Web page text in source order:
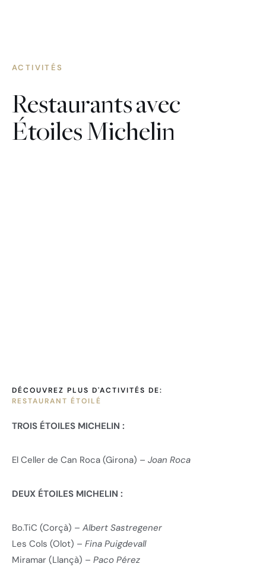
ACTIVITÉS
Restaurants avec
Étoiles Michelin
DÉCOUVREZ PLUS D'ACTIVITÉS DE:
RESTAURANT ÉTOILÉ
TROIS ÉTOILES MICHELIN :
El Celler de Can Roca (Girona) – Joan Roca
DEUX ÉTOILES MICHELIN :
Bo.TiC (Corçà) – Albert Sastregener
Les Cols (Olot) – Fina Puigdevall
Miramar (Llançà) – Paco Pérez